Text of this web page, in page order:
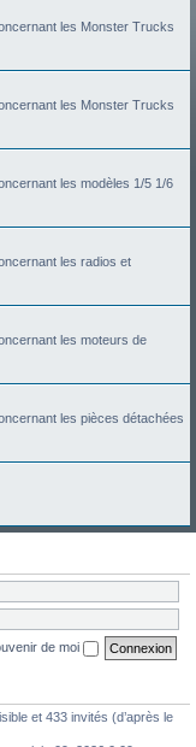
les Monster Trucks
les Monster Trucks
les modèles 1/5 1/6
les radios et
les moteurs de
les pièces détachées
de moi
et 433 invités (d’après le